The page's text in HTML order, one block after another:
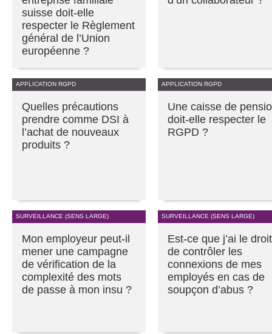
suisse doit-elle
respecter le Règlement
général de l’Union
européenne ?
APPLICATION RGPD
Quelles précautions
prendre comme DSI à
l’achat de nouveaux
produits ?
APPLICATION RGPD
Une caisse de
doit-elle respecter le
RGPD ?
SURVEILLANCE (SENS LARGE)
Mon employeur peut-il
mener une campagne
de vérification de la
complexité des mots
de passe à mon insu ?
SURVEILLANCE (SENS LARGE)
Est-ce que j’ai le droit
de contrôler les
connexions de mes
employés en cas de
soupçon d’abus ?